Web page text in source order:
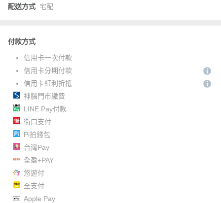
配送方式 宅配
付款方式
信用卡一次付款
信用卡分期付款
信用卡紅利折抵
神腦門市繳費
LINE Pay付款
街口支付
Pi拍錢包
台灣Pay
全盈+PAY
悠遊付
全支付
Apple Pay